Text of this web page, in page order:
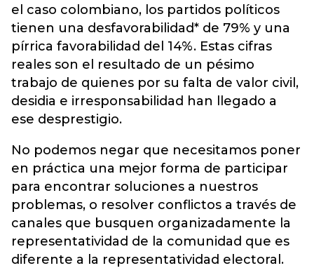
el caso colombiano, los partidos políticos
tienen una desfavorabilidad* de 79% y una
pírrica favorabilidad del 14%. Estas cifras
reales son el resultado de un pésimo
trabajo de quienes por su falta de valor civil,
desidia e irresponsabilidad han llegado a
ese desprestigio.
No podemos negar que necesitamos poner
en práctica una mejor forma de participar
para encontrar soluciones a nuestros
problemas, o resolver conflictos a través de
canales que busquen organizadamente la
representatividad de la comunidad que es
diferente a la representatividad electoral.